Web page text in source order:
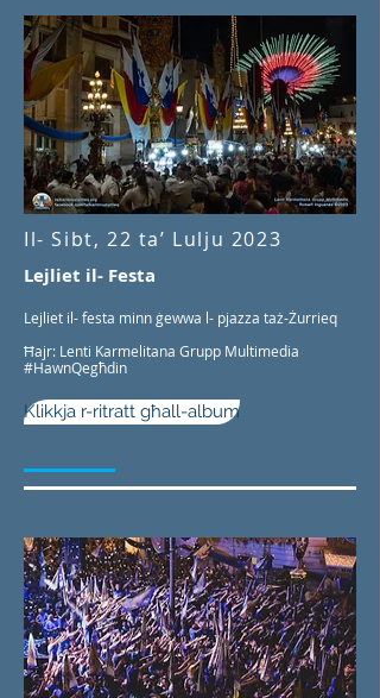
Il- Sibt, 22 ta’ Lulju 2023
Lejliet il- Festa
Lejliet il- festa minn ġewwa l- pjazza taż-Żurrieq
Ħajr: Lenti Karmelitana Grupp Multimedia
#HawnQegħdin
Klikkja r-ritratt għall-album